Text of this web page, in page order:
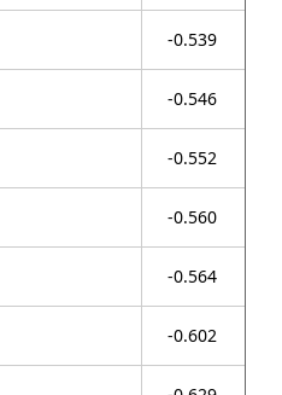
-0.539
-0.546
-0.552
-0.560
-0.564
-0.602